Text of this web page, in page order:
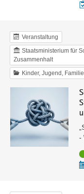
Veranstaltung
Staatsministerium für
Zusammenhalt
Kinder, Jugend,
-